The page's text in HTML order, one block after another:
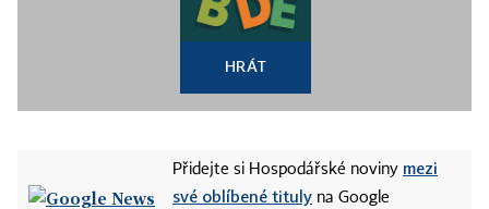
HRÁT
Přidejte si Hospodářské noviny mezi
své oblíbené tituly na Google